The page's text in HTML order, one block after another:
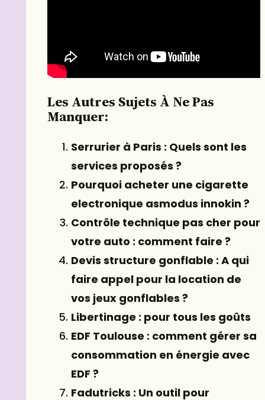
Les Autres Sujets À Ne Pas
Manquer:
Serrurier à Paris : Quels sont les
services proposés ?
Pourquoi acheter une cigarette
electronique asmodus innokin ?
Contrôle technique pas cher pour
votre auto : comment faire ?
Devis structure gonflable : A qui
faire appel pour la location de
vos jeux gonflables ?
Libertinage : pour tous les goûts
EDF Toulouse : comment gérer sa
consommation en énergie avec
EDF ?
Fadutricks : Un outil pour